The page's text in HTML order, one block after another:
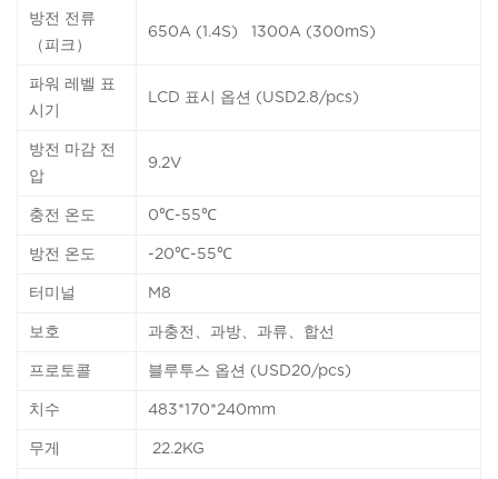
방전 전류
（피크）
650A (1.4S) 1300A (300mS)
파워 레벨 표
시기
LCD 표시 옵션 (USD2.8/pcs)
방전 마감 전
압
9.2V
충전 온도 0℃-55℃
방전 온도 -20℃-55℃
터미널 M8
보호 과충전、과방、과류、합선
프로토콜 블루투스 옵션 (USD20/pcs)
치수 483*170*240mm
무게 22.2KG